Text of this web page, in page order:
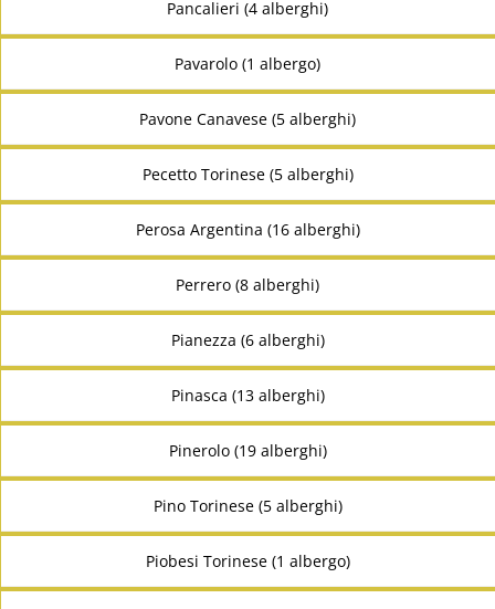
Pancalieri (4 alberghi)
Pavarolo (1 albergo)
Pavone Canavese (5 alberghi)
Pecetto Torinese (5 alberghi)
Perosa Argentina (16 alberghi)
Perrero (8 alberghi)
Pianezza (6 alberghi)
Pinasca (13 alberghi)
Pinerolo (19 alberghi)
Pino Torinese (5 alberghi)
Piobesi Torinese (1 albergo)